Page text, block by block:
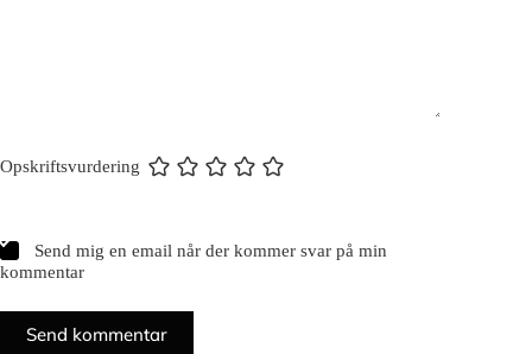
Opskriftsvurdering
Send mig en email når der kommer svar på min
kommentar
Send kommentar